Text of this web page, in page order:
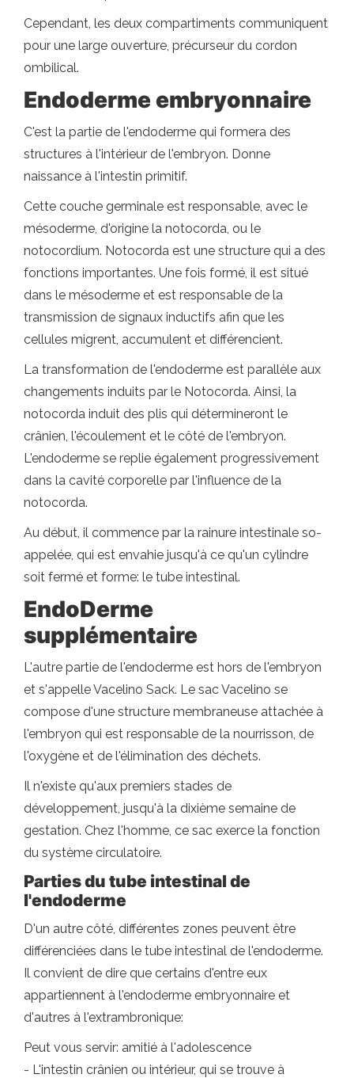
Cependant, les deux compartiments communiquent
pour une large ouverture, précurseur du cordon
ombilical.
Endoderme embryonnaire
C'est la partie de l'endoderme qui formera des
structures à l'intérieur de l'embryon. Donne
naissance à l'intestin primitif.
Cette couche germinale est responsable, avec le
mésoderme, d'origine la notocorda, ou le
notocordium. Notocorda est une structure qui a des
fonctions importantes. Une fois formé, il est situé
dans le mésoderme et est responsable de la
transmission de signaux inductifs afin que les
cellules migrent, accumulent et différencient.
La transformation de l'endoderme est parallèle aux
changements induits par le Notocorda. Ainsi, la
notocorda induit des plis qui détermineront le
crânien, l'écoulement et le côté de l'embryon.
L'endoderme se replie également progressivement
dans la cavité corporelle par l'influence de la
notocorda.
Au début, il commence par la rainure intestinale so-
appelée, qui est envahie jusqu'à ce qu'un cylindre
soit fermé et forme: le tube intestinal.
EndoDerme
supplémentaire
L'autre partie de l'endoderme est hors de l'embryon
et s'appelle Vacelino Sack. Le sac Vacelino se
compose d'une structure membraneuse attachée à
l'embryon qui est responsable de la nourrisson, de
l'oxygène et de l'élimination des déchets.
Il n'existe qu'aux premiers stades de
développement, jusqu'à la dixième semaine de
gestation. Chez l'homme, ce sac exerce la fonction
du système circulatoire.
Parties du tube intestinal de
l'endoderme
D'un autre côté, différentes zones peuvent être
différenciées dans le tube intestinal de l'endoderme.
Il convient de dire que certains d'entre eux
appartiennent à l'endoderme embryonnaire et
d'autres à l'extrambronique:
Peut vous servir: amitié à l'adolescence
- L'intestin crânien ou intérieur, qui se trouve à